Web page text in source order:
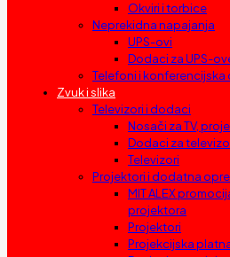
Okviri i torbice
Neprekidna napajanja
UPS-ovi
Dodaci za UPS-
Telefoni i konferencijska
Zvuk i slika
Televizori i dodaci
Nosači za TV,
Dodaci za
Televizori
Projektori i dodatna
MIT ALEX
projektora
Projektori
Projekcijska